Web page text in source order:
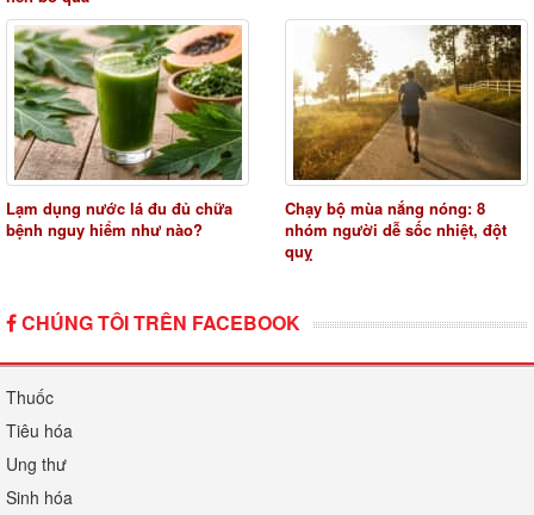
Lạm dụng nước lá đu đủ chữa
bệnh nguy hiểm như nào?
Chạy bộ mùa nắng nóng: 8
nhóm người dễ sốc nhiệt, đột
quỵ
CHÚNG TÔI TRÊN FACEBOOK
Thuốc
Tiêu hóa
Ung thư
Sinh hóa